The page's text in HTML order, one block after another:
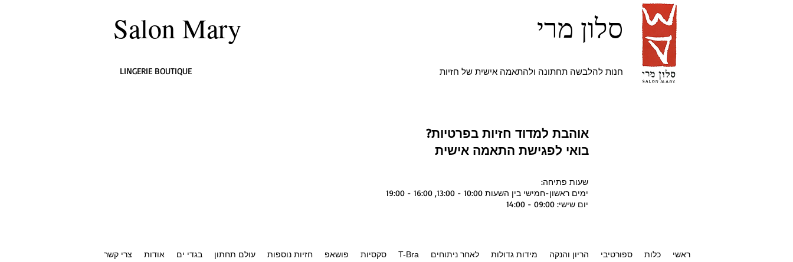
Salon Mary
LINGERIE BOUTIQUE
סלון מרי
חנות להלבשה תחתונה ולהתאמה אישית של חזיות
אוהבת למדוד חזיות בפרטיות?
בואי לפגישת התאמה אישית
שעות פתיחה:
ימים ראשון-חמישי בין השעות 10:00 - 13:00, 16:00 - 19:00
יום שישי: 09:00 - 14:00
צרי קשר אודות בגדי ים עולם תחתון חזיות נוספות פושאפ סקסיות T-Bra לאחר ניתוחים מידות גדולות הריון והנקה ספורטיבי כלות ראשי